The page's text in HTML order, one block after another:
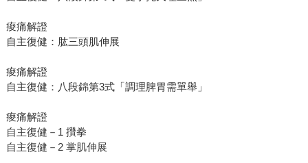
痠痛解證
自主復健：肱三頭肌伸展
痠痛解證
自主復健：八段錦第3式「調理脾胃需單舉」
痠痛解證
自主復健－1 攢拳
自主復健－2 掌肌伸展